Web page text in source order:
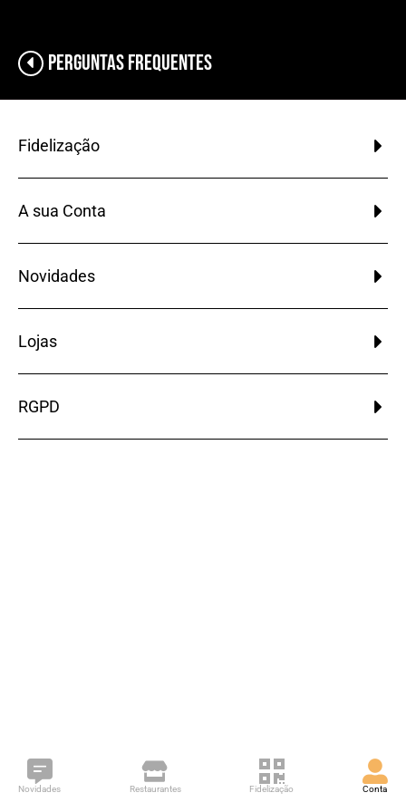
Perguntas Frequentes
Fidelização
A sua Conta
Novidades
Lojas
RGPD
Novidades Restaurantes Fidelização Conta